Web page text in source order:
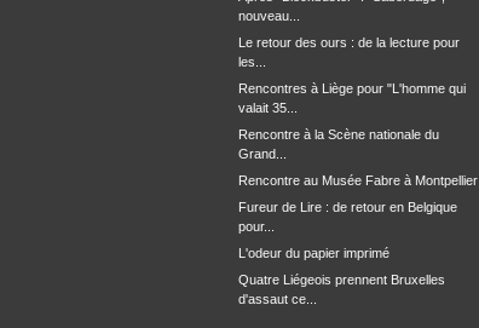
nouveau...
Le retour des ours : de la lecture pour
les...
Rencontres à Liège pour "L'homme qui
valait 35...
Rencontre à la Scène nationale du
Grand...
Rencontre au Musée Fabre à Montpellier
Fureur de Lire : de retour en Belgique
pour...
L'odeur du papier imprimé
Quatre Liégeois prennent Bruxelles
d'assaut ce...